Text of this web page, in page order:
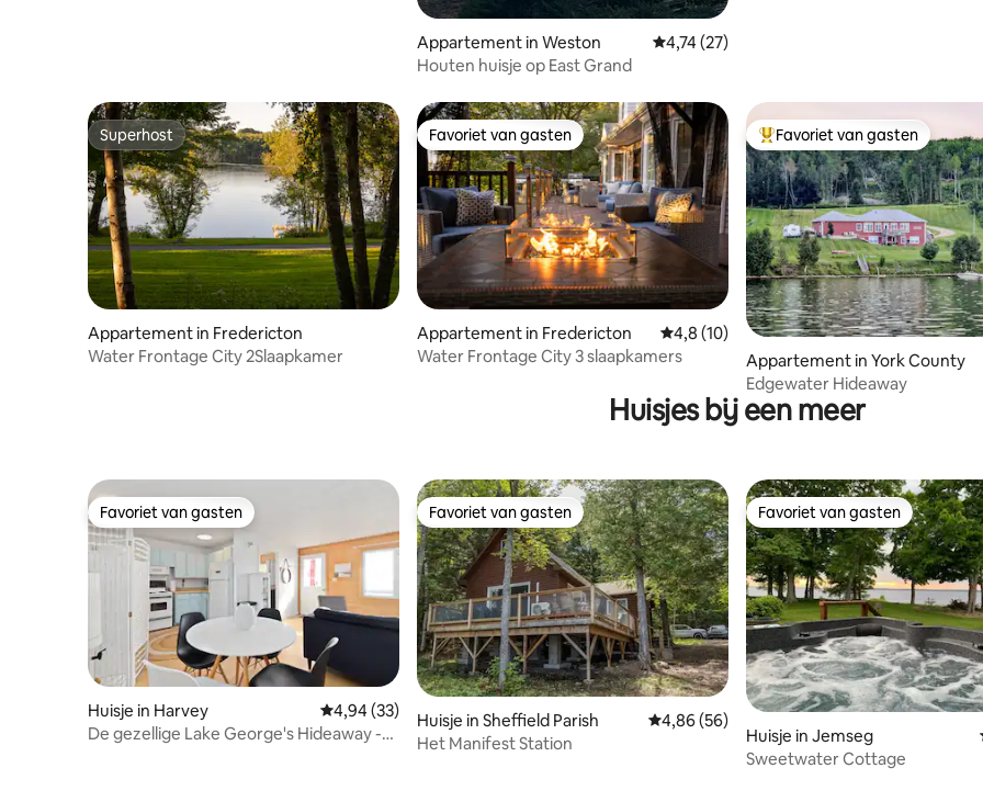
Appartement in Weston Gemiddelde beoordeling van 4,74 op 5, 27
4,74 (27)
Houten huisje op East Grand
Superhost
Superhost
Appartement in Fredericton
Water Frontage City 2Slaapkamer
Favoriet van gasten
Favoriet van gasten
Appartement in Fredericton Gemiddelde beoordeling van 4,8 op 5, 10
4,8 (10)
Water Frontage City 3 slaapkamers
Topfavoriet van gasten
Favoriet van gasten
Appartement in York County
Edgewater Hideaway
Huisjes bij een meer
Favoriet van gasten
Favoriet van gasten
Huisje in Harvey Gemiddelde beoordeling van 4,94 op 5, 33 recensies
4,94 (33)
De gezellige Lake George's Hideaway -
Favoriet van gasten
Favoriet van gasten
Huisje in Sheffield Parish Gemiddelde beoordeling van 4,86 op 5, 56
4,86 (56)
Het Manifest Station
Favoriet van gasten
Favoriet van gasten
Huisje in Jemseg
Sweetwater Cottage